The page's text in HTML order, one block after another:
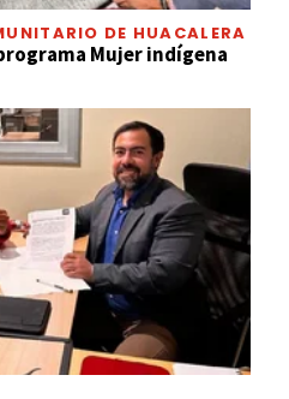
DE HUACALERA
Mujer indígena